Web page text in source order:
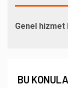
Genel hizmet
BU